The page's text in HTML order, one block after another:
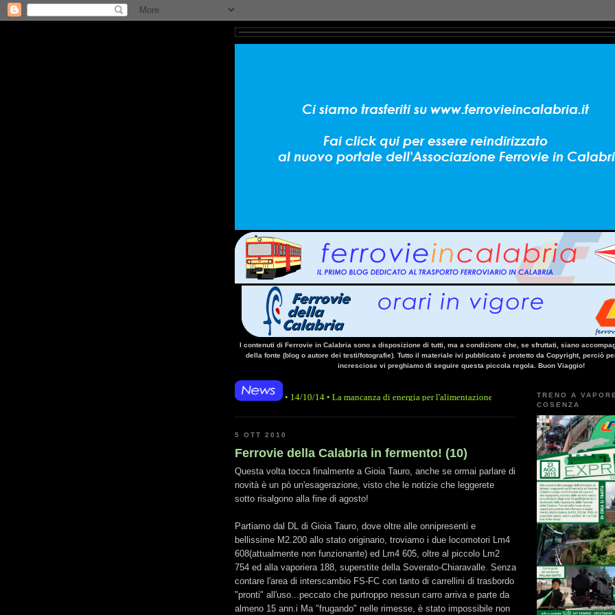
I contenuti di Ferrovie in Calabria sono a disposizione di tutti, ma a condizione che, se sfruttati, siano
della fonte (blog o autore dei testi/fotografie). Tutto il materiale ivi pubblicato è protetto da Copyright, perciò
incresciose vi preghiamo di seguire questa piccola regola. Buon Viaggio!
• 14/10/14 • La mancanza di energia per l'alimentazione elettrica, sulla linea Paola - Cosenza,
5 OTT 2010
Ferrovie della Calabria in fermento! (10)
Questa volta tocca finalmente a Gioia Tauro, anche se ormai parlare di
novità è un pò un'esagerazione, visto che le notizie che leggerete
sotto risalgono alla fine di agosto!
Partiamo dal DL di Gioia Tauro, dove oltre alle onnipresenti e
bellissime M2.200 allo stato originario, troviamo i due locomotori Lm4
608(attualmente non funzionante) ed Lm4 605, oltre al piccolo Lm2
754 ed alla vaporiera 188, superstite della Soverato-Chiaravalle. Senza
contare l'area di interscambio FS-FC con tanto di carrellini di trasbordo
"pronti" all'uso...peccato che purtroppo nessun carro arriva e parte da
almeno 15 ann.i Ma "frugando" nelle rimesse, è stato impossibile non
TRENO A
COSENZA